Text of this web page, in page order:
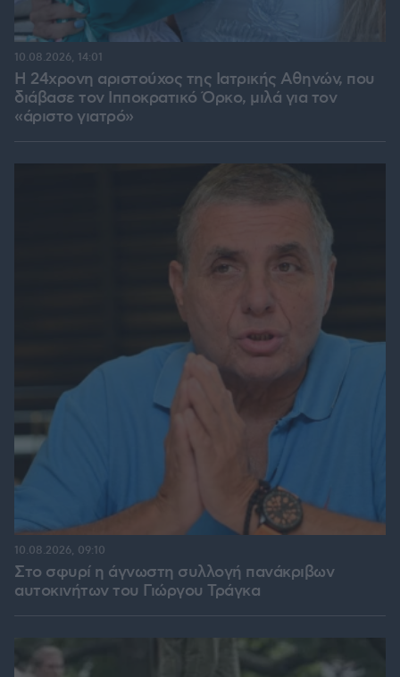
Η 24χρονη αριστούχος της Ιατρικής Αθηνών, που
διάβασε τον Ιπποκρατικό Όρκο, μιλά για τον
«άριστο γιατρό»
10.08.2026, 14:01
Στο σφυρί η άγνωστη συλλογή πανάκριβων
αυτοκινήτων του Γιώργου Τράγκα
10.08.2026, 09:10